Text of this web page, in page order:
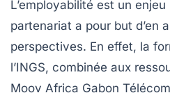
L’employabilité est un
partenariat a pour but d’en
perspectives. En effet, la
l’INGS, combinée aux
Moov Africa Gabon